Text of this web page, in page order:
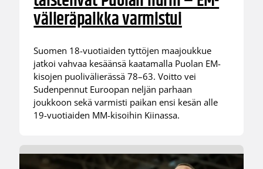
välieräpaikka varmistui
Suomen 18-vuotiaiden tyttöjen maajoukkue
jatkoi vahvaa kesäänsä kaatamalla Puolan EM-
kisojen puolivälierässä 78–63. Voitto vei
Sudenpennut Euroopan neljän parhaan
joukkoon sekä varmisti paikan ensi kesän alle
19-vuotiaiden MM-kisoihin Kiinassa.